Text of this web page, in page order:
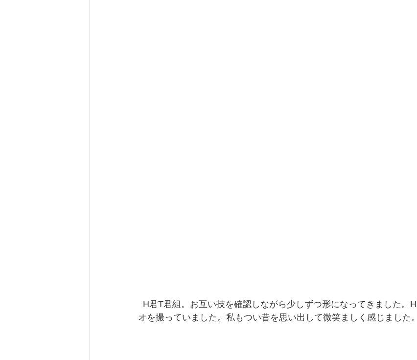
オを撮っていました。私もつい昔を思い出して微笑ましく感じました。